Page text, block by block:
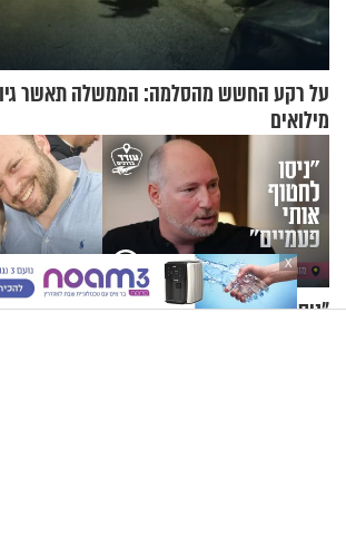
מילואים
"ניסו לחטוף אותי פעמיים":
"הבטתי
X